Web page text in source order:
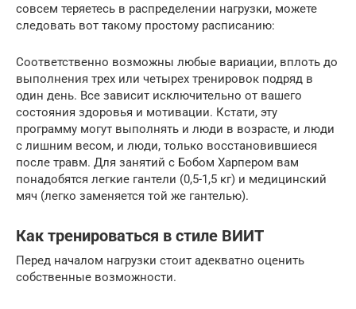
совсем теряетесь в распределении нагрузки, можете
следовать вот такому простому расписанию:
Соответственно возможны любые вариации, вплоть до
выполнения трех или четырех тренировок подряд в
один день. Все зависит исключительно от вашего
состояния здоровья и мотивации. Кстати, эту
программу могут выполнять и люди в возрасте, и люди
с лишним весом, и люди, только восстановившиеся
после травм. Для занятий с Бобом Харпером вам
понадобятся легкие гантели (0,5-1,5 кг) и медицинский
мяч (легко заменяется той же гантелью).
Как тренироваться в стиле ВИИТ
Перед началом нагрузки стоит адекватно оценить
собственные возможности.